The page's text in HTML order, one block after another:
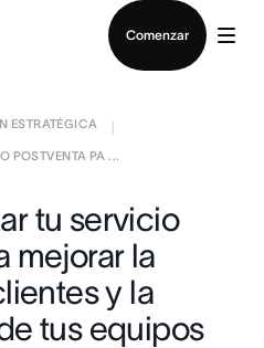
Comenzar
ESTRATÉGICA
POSTVENTA PA ...
tu servicio
mejorar la
y la
tus equipos